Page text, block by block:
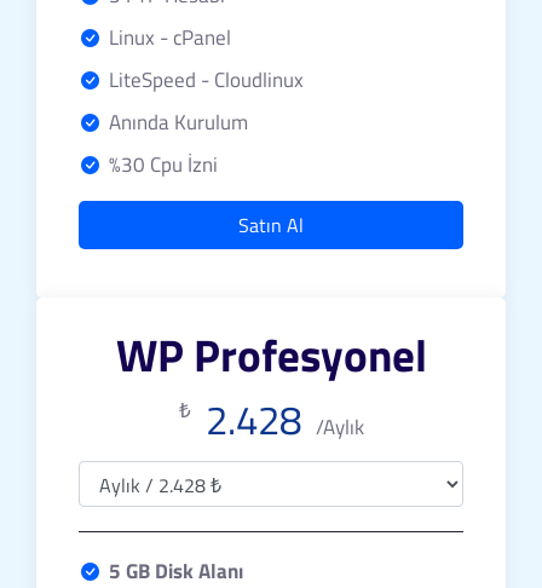
Linux - cPanel
LiteSpeed - Cloudlinux
Anında Kurulum
%30 Cpu İzni
Satın Al
WP Profesyonel
₺ 2.428 /Aylık
5 GB Disk Alanı